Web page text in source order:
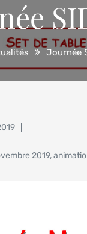
Journée
2019,